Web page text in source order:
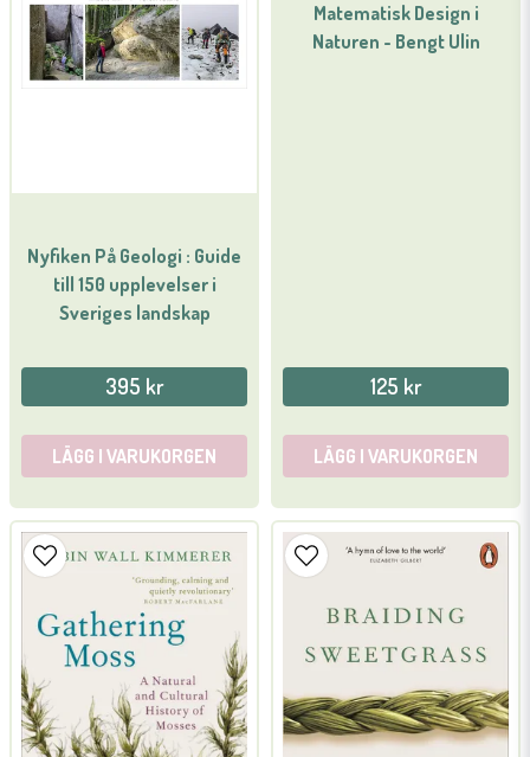
Nyfiken På Geologi : Guide
till 150 upplevelser i
Sveriges landskap
395 kr
LÄGG I VARUKORGEN
Matematisk Design i
Naturen - Bengt Ulin
125 kr
LÄGG I VARUKORGEN